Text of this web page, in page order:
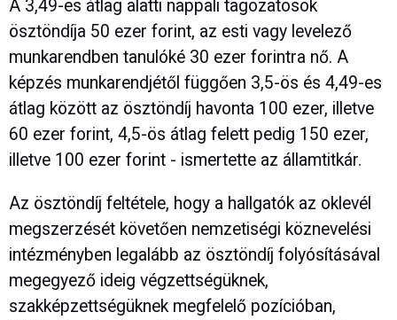
A 3,49-es átlag alatti nappali tagozatosok
ösztöndíja 50 ezer forint, az esti vagy levelező
munkarendben tanulóké 30 ezer forintra nő. A
képzés munkarendjétől függően 3,5-ös és 4,49-es
átlag között az ösztöndíj havonta 100 ezer, illetve
60 ezer forint, 4,5-ös átlag felett pedig 150 ezer,
illetve 100 ezer forint - ismertette az államtitkár.
Az ösztöndíj feltétele, hogy a hallgatók az oklevél
megszerzését követően nemzetiségi köznevelési
intézményben legalább az ösztöndíj folyósításával
megegyező ideig végzettségüknek,
szakképzettségüknek megfelelő pozícióban,